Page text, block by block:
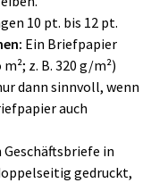
10 pt. bis 12 pt.
Ein Briefpapier
z. B. 320 g/m²)
dann sinnvoll, wenn
auch
Geschäftsbriefe in
gedruckt,